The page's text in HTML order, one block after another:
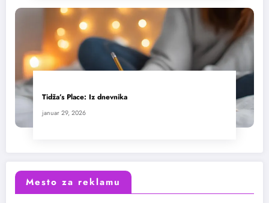
Tidža’s Place: Iz dnevnika
januar 29, 2026
Mesto za reklamu